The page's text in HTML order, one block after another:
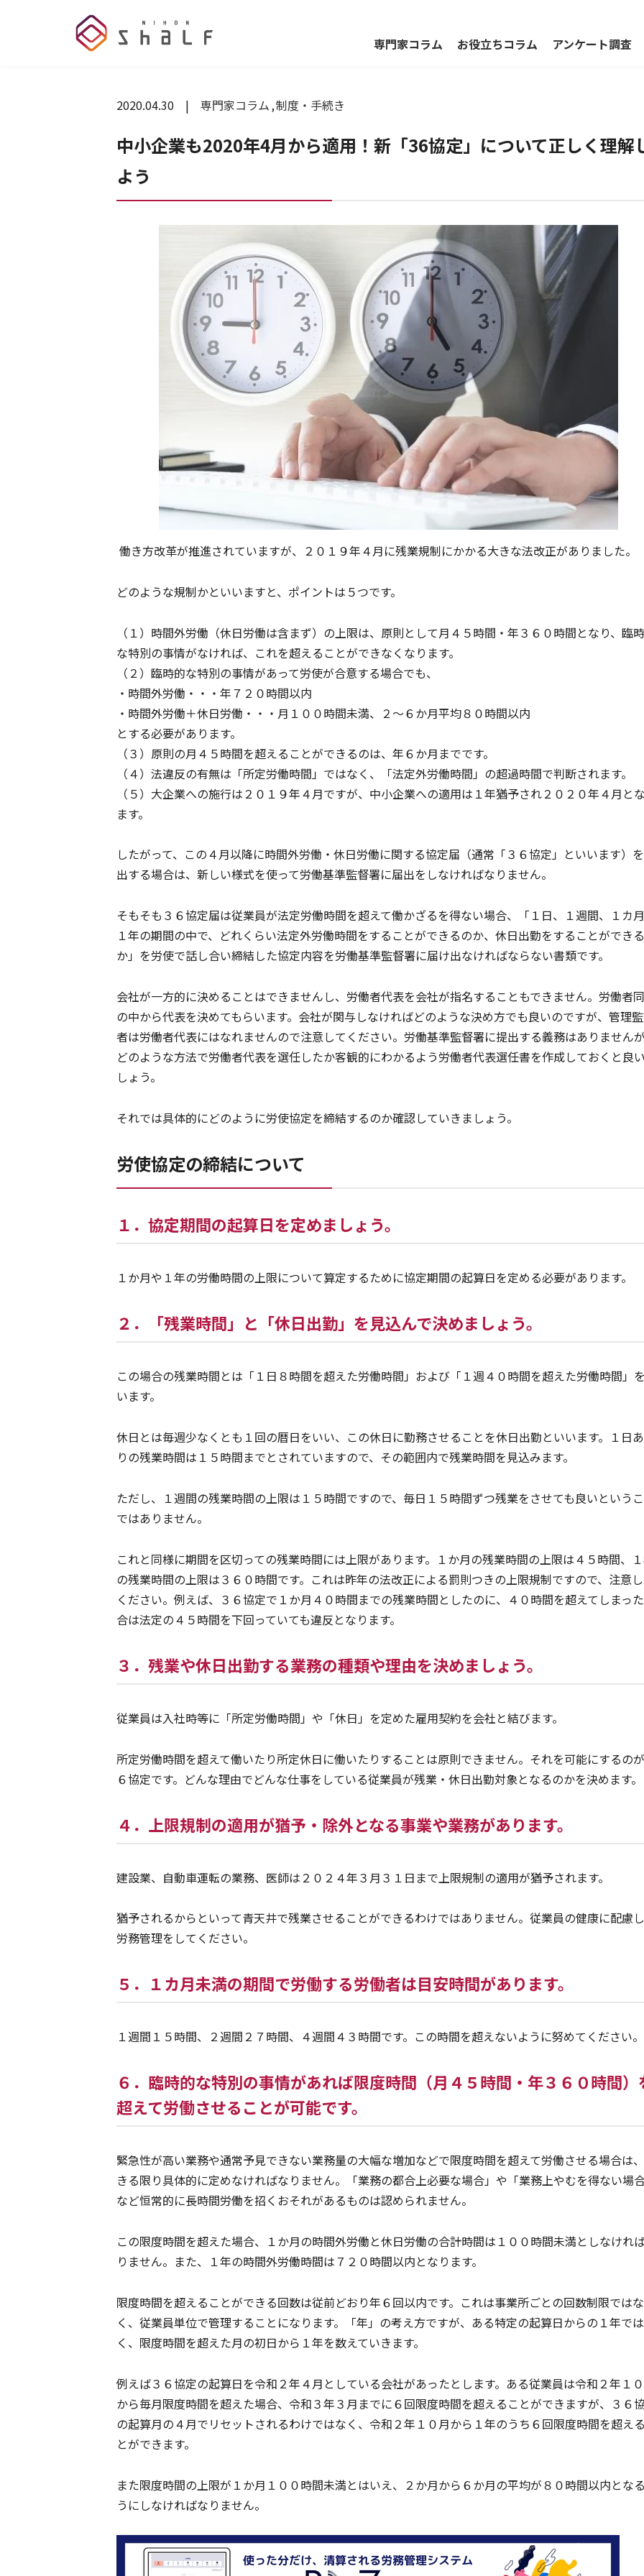
専門家コラム お役立ちコラム アンケート調査
2020.04.30 専門家コラム 制度・手続き
中小企業も2020年4月から適用！新「36協定」について正しく理解
よう
働き方改革が推進されていますが、２０１９年４月に残業規制にかかる大きな法改正がありました。
どのような規制かといいますと、ポイントは５つです。
（１）時間外労働（休日労働は含まず）の上限は、原則として月４５時間・年３６０時間となり、臨
な特別の事情がなければ、これを超えることができなくなります。
（２）臨時的な特別の事情があって労使が合意する場合でも、
・時間外労働・・・年７２０時間以内
・時間外労働＋休日労働・・・月１００時間未満、２～６か月平均８０時間以内
とする必要があります。
（３）原則の月４５時間を超えることができるのは、年６か月までです。
（４）法違反の有無は「所定労働時間」ではなく、「法定外労働時間」の超過時間で判断されます。
（５）大企業への施行は２０１９年４月ですが、中小企業への適用は１年猶予され２０２０年４月と
ます。
したがって、この４月以降に時間外労働・休日労働に関する協定届（通常「３６協定」といいます）
出する場合は、新しい様式を使って労働基準監督署に届出をしなければなりません。
そもそも３６協定届は従業員が法定労働時間を超えて働かざるを得ない場合、「１日、１週間、１カ月
１年の期間の中で、どれくらい法定外労働時間をすることができるのか、休日出勤をすることができ
か」を労使で話し合い締結した協定内容を労働基準監督署に届け出なければならない書類です。
会社が一方的に決めることはできませんし、労働者代表を会社が指名することもできません。労働者
の中から代表を決めてもらいます。会社が関与しなければどのような決め方でも良いのですが、管理
者は労働者代表にはなれませんので注意してください。労働基準監督署に提出する義務はありませんが
どのような方法で労働者代表を選任したか客観的にわかるよう労働者代表選任書を作成しておくと良
しょう。
それでは具体的にどのように労使協定を締結するのか確認していきましょう。
労使協定の締結について
１．協定期間の起算日を定めましょう。
１か月や１年の労働時間の上限について算定するために協定期間の起算日を定める必要があります。
２．「残業時間」と「休日出勤」を見込んで決めましょう。
この場合の残業時間とは「１日８時間を超えた労働時間」および「１週４０時間を超えた労働時間」
います。
休日とは毎週少なくとも１回の暦日をいい、この休日に勤務させることを休日出勤といいます。１日
りの残業時間は１５時間までとされていますので、その範囲内で残業時間を見込みます。
ただし、１週間の残業時間の上限は１５時間ですので、毎日１５時間ずつ残業をさせても良いという
ではありません。
これと同様に期間を区切っての残業時間には上限があります。１か月の残業時間の上限は４５時間、
の残業時間の上限は３６０時間です。これは昨年の法改正による罰則つきの上限規制ですので、注意
ください。例えば、３６協定で１か月４０時間までの残業時間としたのに、４０時間を超えてしまっ
合は法定の４５時間を下回っていても違反となります。
３．残業や休日出勤する業務の種類や理由を決めましょう。
従業員は入社時等に「所定労働時間」や「休日」を定めた雇用契約を会社と結びます。
所定労働時間を超えて働いたり所定休日に働いたりすることは原則できません。それを可能にするの
６協定です。どんな理由でどんな仕事をしている従業員が残業・休日出勤対象となるのかを決めます。
４．上限規制の適用が猶予・除外となる事業や業務があります。
建設業、自動車運転の業務、医師は２０２４年３月３１日まで上限規制の適用が猶予されます。
猶予されるからといって青天井で残業させることができるわけではありません。従業員の健康に配慮
労務管理をしてください。
５．１カ月未満の期間で労働する労働者は目安時間があります。
１週間１５時間、２週間２７時間、４週間４３時間です。この時間を超えないように努めてください。
６．臨時的な特別の事情があれば限度時間（月４５時間・年３６０時間）
超えて労働させることが可能です。
緊急性が高い業務や通常予見できない業務量の大幅な増加などで限度時間を超えて労働させる場合は
きる限り具体的に定めなければなりません。「業務の都合上必要な場合」や「業務上やむを得ない場合
など恒常的に長時間労働を招くおそれがあるものは認められません。
この限度時間を超えた場合、１か月の時間外労働と休日労働の合計時間は１００時間未満としなけれ
りません。また、１年の時間外労働時間は７２０時間以内となります。
限度時間を超えることができる回数は従前どおり年６回以内です。これは事業所ごとの回数制限ではな
く、従業員単位で管理することになります。「年」の考え方ですが、ある特定の起算日からの１年で
く、限度時間を超えた月の初日から１年を数えていきます。
例えば３６協定の起算日を令和２年４月としている会社があったとします。ある従業員は令和２年１
から毎月限度時間を超えた場合、令和３年３月までに６回限度時間を超えることができますが、３６
の起算月の４月でリセットされるわけではなく、令和２年１０月から１年のうち６回限度時間を超え
とができます。
また限度時間の上限が１か月１００時間未満とはいえ、２か月から６か月の平均が８０時間以内とな
うにしなければなりません。